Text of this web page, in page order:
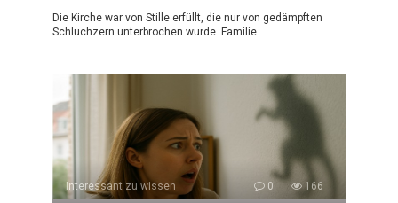
Die Kirche war von Stille erfüllt, die nur von gedämpften
Schluchzern unterbrochen wurde. Familie
Interessant zu wissen 0 166